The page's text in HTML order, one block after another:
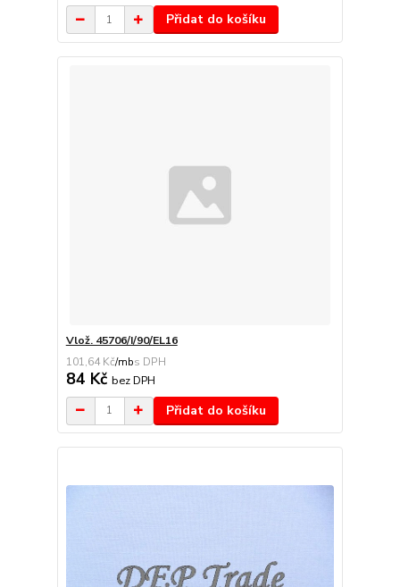
Přidat do košíku
Vlož. 45706/I/90/EL16
101,64 Kč/mb
84 Kč bez DPH
Přidat do košíku